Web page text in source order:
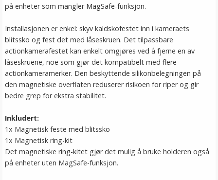
på enheter som mangler MagSafe-funksjon.
Installasjonen er enkel: skyv kaldskofestet inn i kameraets
blitssko og fest det med låseskruen. Det tilpassbare
actionkamerafestet kan enkelt omgjøres ved å fjerne en av
låseskruene, noe som gjør det kompatibelt med flere
actionkameramerker. Den beskyttende silikonbelegningen på
den magnetiske overflaten reduserer risikoen for riper og gir
bedre grep for ekstra stabilitet.
Inkludert:
1x Magnetisk feste med blitssko
1x Magnetisk ring-kit
Det magnetiske ring-kitet gjør det mulig å bruke holderen også
på enheter uten MagSafe-funksjon.